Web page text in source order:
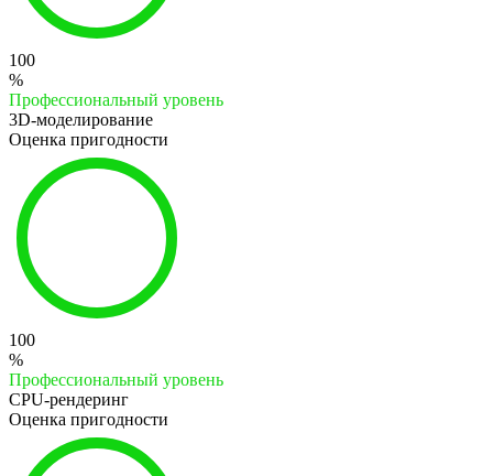
100
%
Профессиональный уровень
3D-моделирование
Оценка пригодности
100
%
Профессиональный уровень
CPU-рендеринг
Оценка пригодности